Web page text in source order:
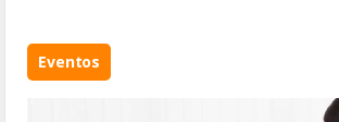
Eventos